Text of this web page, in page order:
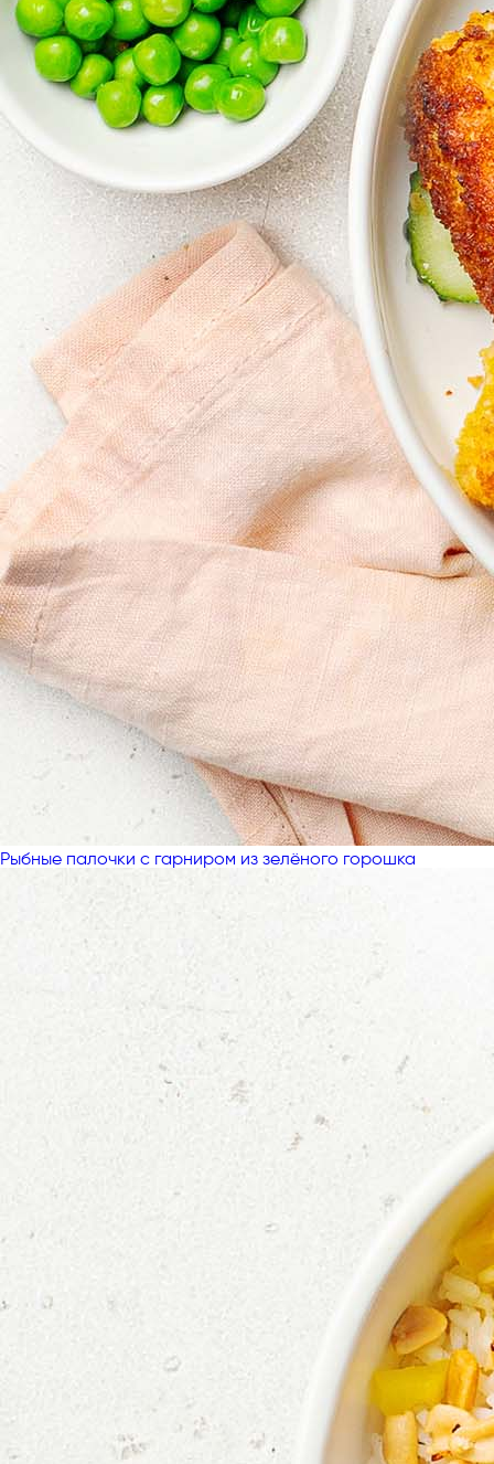
Рыбные палочки с гарниром из зелёного горошка